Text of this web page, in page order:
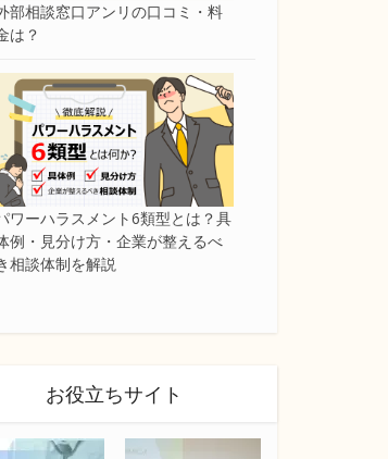
部相談窓口アンリの口コミ・料
は？
ワーハラスメント6類型とは？具
例・見分け方・企業が整えるべ
相談体制を解説
お役立ちサイト